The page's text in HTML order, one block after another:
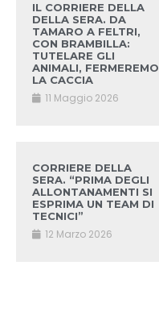
IL CORRIERE DELLA
DELLA SERA. DA
TAMARO A FELTRI,
CON BRAMBILLA:
TUTELARE GLI
ANIMALI, FERMEREMO
LA CACCIA
11 Maggio 2026
CORRIERE DELLA
SERA. “PRIMA DEGLI
ALLONTANAMENTI SI
ESPRIMA UN TEAM DI
TECNICI”
12 Marzo 2026